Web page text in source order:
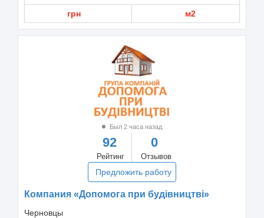
грн м2
Был 2 часа назад
92
Рейтинг
0
Отзывов
Предложить работу
Компания «Допомога при будівництві»
Черновцы